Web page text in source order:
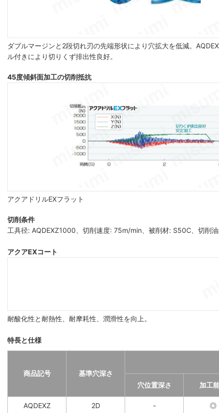
ダブルマージンと2段切れ刃の先端形状により穴拡大を低減。
ル付きにより切りくず排出性良好。
45度傾斜面加工の切削抵抗
アクアドリルEXフラット
切削条件
工具径: AQDEXZ1000、切削速度: 75m/min、被削材: S50C、切削
アクアEXコート
耐酸化性と耐熱性、耐摩耗性、潤滑性を向上。
特長と仕様
商品記号
基準穴深さ
穴位置深さ
加工
AQDEXZ 2D - ◎